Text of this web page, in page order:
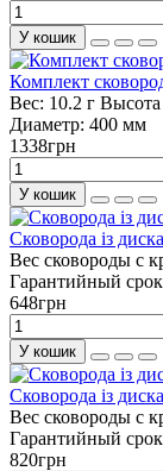
У кошик
Комплект
Вес: 10.2 г Высота
Диаметр: 400 мм
1338грн
У кошик
Сковорода із
Вес сковороды с
Гарантийный
648грн
У кошик
Сковорода із
Вес сковороды с
Гарантийный
820грн